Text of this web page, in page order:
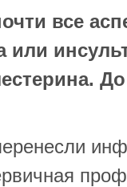
все
или
До